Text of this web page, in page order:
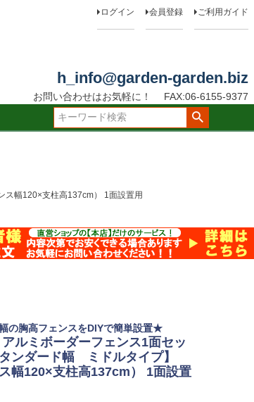
ログイン 会員登録 ご利用ガイド
h_info@garden-garden.biz
お問い合わせはお気軽に！
FAX:06-6155-9377
幅120×支柱高137cm） 1面設置用
の胸高フェンスをDIYで簡単設置★
アルミボーダーフェンス1面セッ
ンダード幅 ミドルタイプ】
ス幅120×支柱高137cm） 1面設置